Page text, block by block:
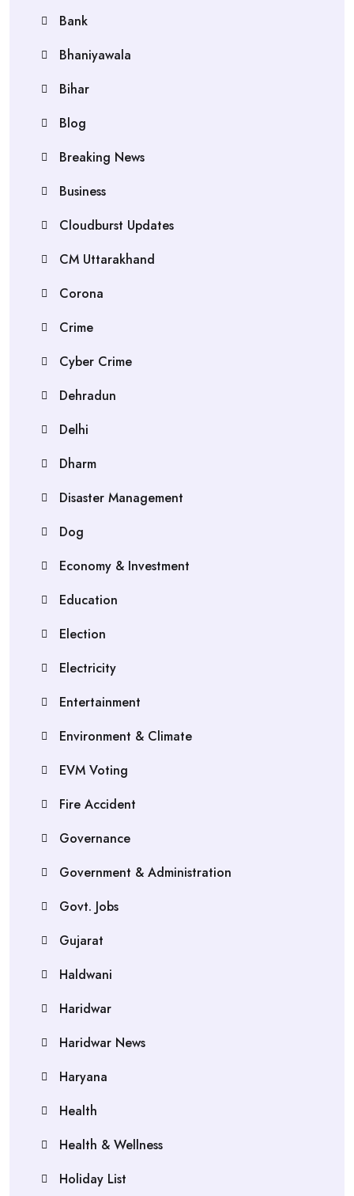
Bank
Bhaniyawala
Bihar
Blog
Breaking News
Business
Cloudburst Updates
CM Uttarakhand
Corona
Crime
Cyber Crime
Dehradun
Delhi
Dharm
Disaster Management
Dog
Economy & Investment
Education
Election
Electricity
Entertainment
Environment & Climate
EVM Voting
Fire Accident
Governance
Government & Administration
Govt. Jobs
Gujarat
Haldwani
Haridwar
Haridwar News
Haryana
Health
Health & Wellness
Holiday List